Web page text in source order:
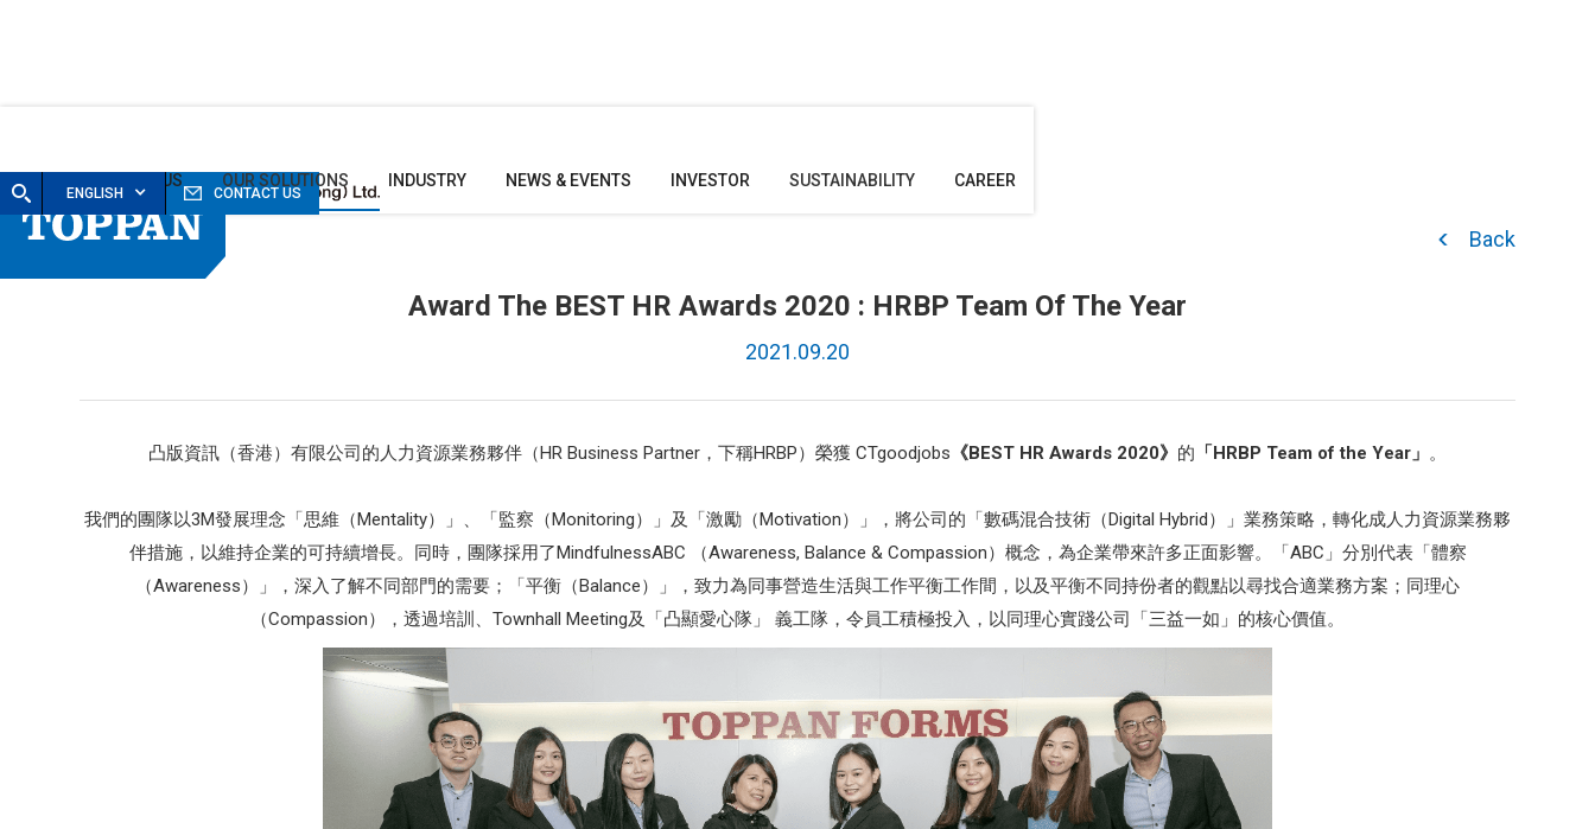
HOME ABOUT US OUR SOLUTIONS INDUSTRY NEWS & EVENTS INVESTOR SUSTAINABILITY CAREER
ENGLISH CONTACT US
Back
Award The BEST HR Awards 2020 : HRBP Team Of The Year
2021.09.20
凸版資訊（香港）有限公司的人力資源業務夥伴（HR Business Partner，下稱HRBP）榮獲 CTgoodjobs 《BEST HR Awards 2020》 的 「HRBP Team of the Year」 。
我們的團隊以3M發展理念「思維（Mentality）」、「監察（Monitoring）」及「激勵（Motivation）」，將公司的「數碼混合技術（Digital Hybrid）」業務策略，轉化成人力資源業務夥
伴措施，以維持企業的可持續增長。同時，團隊採用了MindfulnessABC （Awareness, Balance & Compassion）概念，為企業帶來許多正面影響。「ABC」分別代表「體察
（Awareness）」，深入了解不同部門的需要；「平衡（Balance）」，致力為同事營造生活與工作平衡工作間，以及平衡不同持份者的觀點以尋找合適業務方案；同理心
（Compassion），透過培訓、Townhall Meeting及「凸顯愛心隊」 義工隊，令員工積極投入，以同理心實踐公司「三益一如」的核心價值。